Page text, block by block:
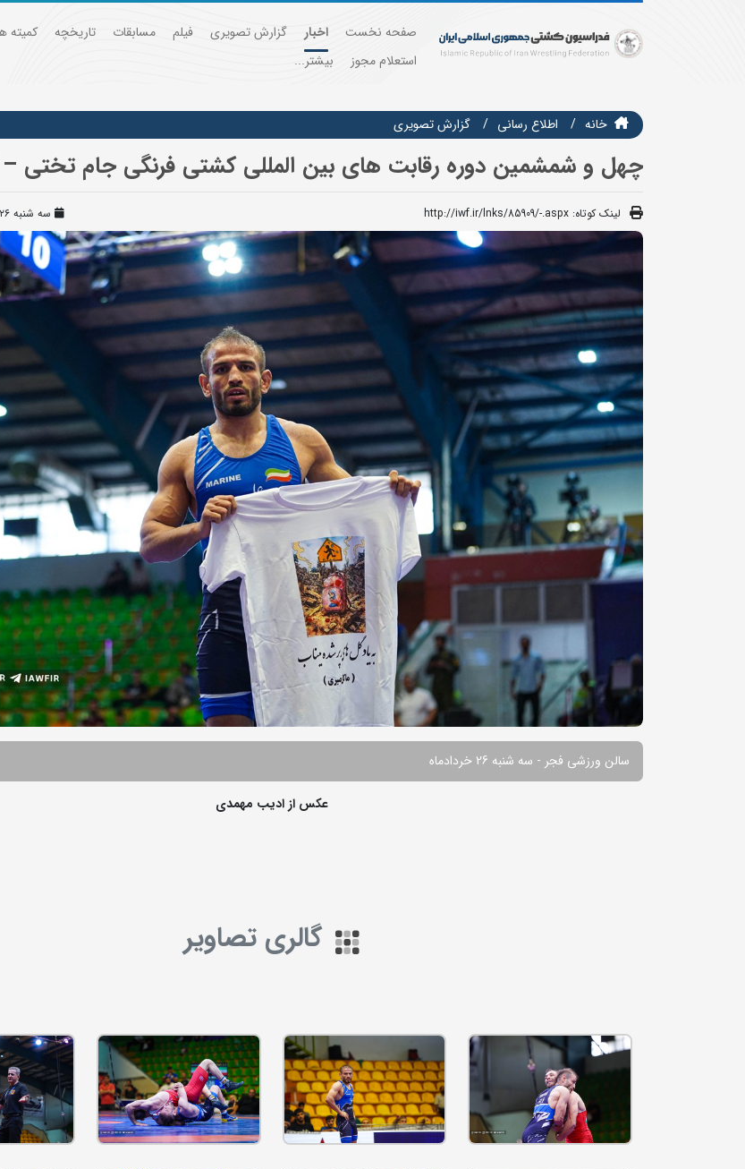
صفحه نخست اخبار گزارش تصویری فیلم مسابقات تاریخچه
کمیته
استعلام مجوز
بیشتر...
خانه اطلاع رسانی گزارش تصويري
چهل و شمشمین دوره رقابت های بین المللی کشتی فرنگی جام تختی –
لینک کوتاه: http://iwf.ir/lnks/85909/-.aspx سه شنبه ۲۶ خرداد ۱۴۰۵
سالن ورزشی فجر - سه شنبه 26 خردادماه
عکس از ادیب مهمدی
گالری تصاویر